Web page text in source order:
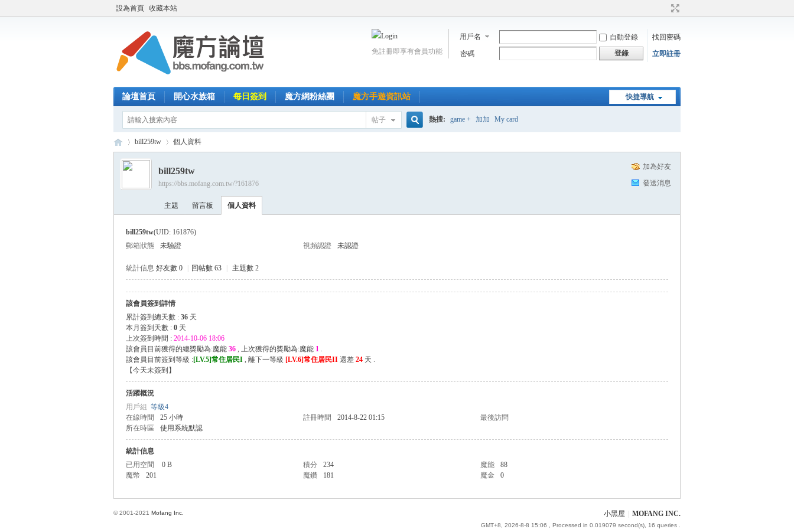
設為首頁 收藏本站
用戶名 自動登錄
找回密碼
密碼
登錄 立即註冊
免註冊即享有會員功能
快捷導航
論壇首頁 開心水族箱 每日簽到 魔方網粉絲團 魔方手遊資訊站
帖子 熱搜: game + 加加 My card
›
bill259tw 個人資料
加為好友
發送消息
bill259tw
https://bbs.mofang.com.tw/?161876
主題 留言板 個人資料
bill259tw(UID: 161876)
郵箱狀態
未驗證 視頻認證 未認證
統計信息 好友數 0 回帖數 63 主題數 2
該會員簽到詳情
累計簽到總天數 : 36 天
本月簽到天數 : 0 天
上次簽到時間 : 2014-10-06 18:06
該會員目前獲得的總獎勵為:魔能 36 , 上次獲得的獎勵為:魔能 1 .
該會員目前簽到等級 :[LV.5]常住居民I , 離下一等級 [LV.6]常住居民II 還差 24 天 .
【今天未簽到 】
活躍概況
用戶組 等級4
在線時間
25 小時 註冊時間 2014-8-22 01:15
最後訪問
所在時區
使用系統默認
統計信息
已用空間
0 B 積分 234 魔能
88
魔幣
201 魔鑽 181 魔金 0
小黑屋 MOFANG INC.
GMT+8, 2026-8-8 15:06 , Processed in 0.019079 second(s), 16 queries .
© 2001-2021 Mofang Inc.